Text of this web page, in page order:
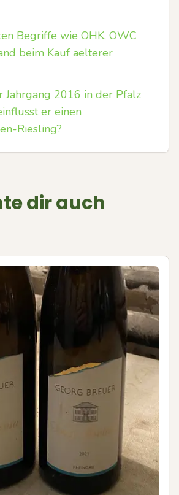
Begriffe wie OHK, OWC
beim Kauf aelterer
Jahrgang 2016 in der Pfalz
er einen
Riesling?
dir auch